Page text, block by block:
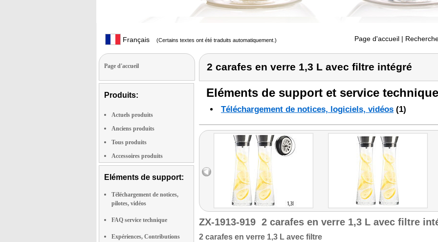
Français (Certains textes ont été traduits automatiquement.) Page d'accueil |
Page d'accueil
Produits:
Actuels produits
Anciens produits
Tous produits
Accessoires produits
Eléments de support:
Téléchargement de notices,
pilotes, vidéos
FAQ service technique
Expériences, Contributions
2 carafes en verre 1,3 L avec filtre intégré
Eléments de support et service
Téléchargement de notices, logiciels, vidéos (1)
ZX-1913-919 2 carafes en verre 1,3 L avec filtre
2 carafes en verre 1,3 L avec filtre